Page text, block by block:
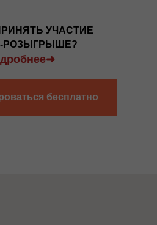
УЧАСТИЕ
РОЗЫГРЫШЕ?
бесплатно